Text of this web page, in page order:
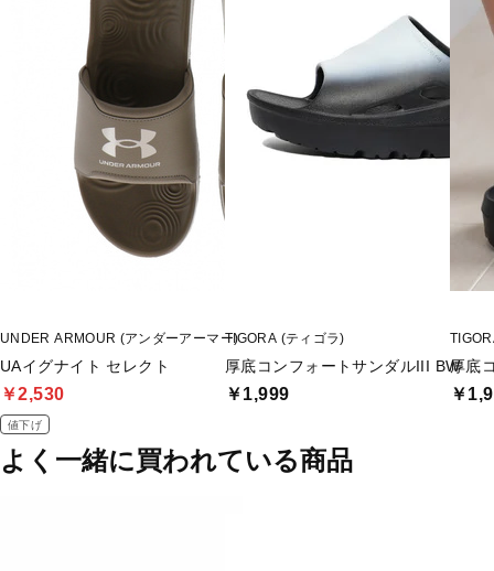
UNDER ARMOUR (アンダーアーマー)
UAイグナイト セレクト
￥2,530
値下げ
TIGORA (ティゴラ)
厚底コンフォートサンダルIII BW
￥1,999
厚底
￥
よく一緒に買われている商品